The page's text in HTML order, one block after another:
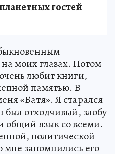
гостей
моих глазах. Потом
любит книги,
памятью. В
«Батя». Я старался
был отходчивый, злобу
общий язык со всеми.
политической
мне запомнились его